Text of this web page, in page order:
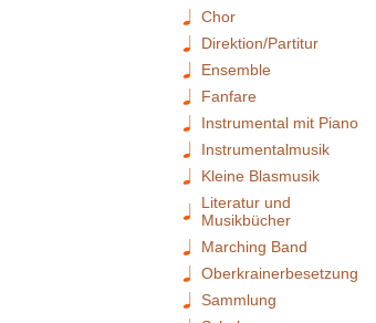
Chor
Direktion/Partitur
Ensemble
Fanfare
Instrumental mit Piano
Instrumentalmusik
Kleine Blasmusik
Literatur und
Musikbücher
Marching Band
Oberkrainerbesetzung
Sammlung